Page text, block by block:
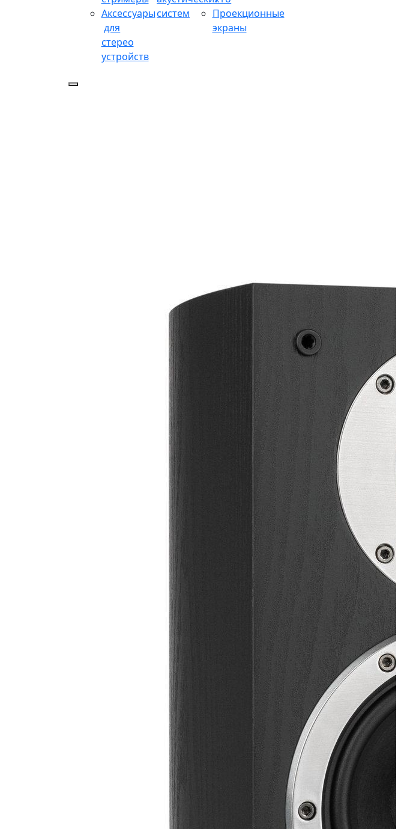
Аксессуары
для
стерео
устройств
систем
Проекционные
экраны